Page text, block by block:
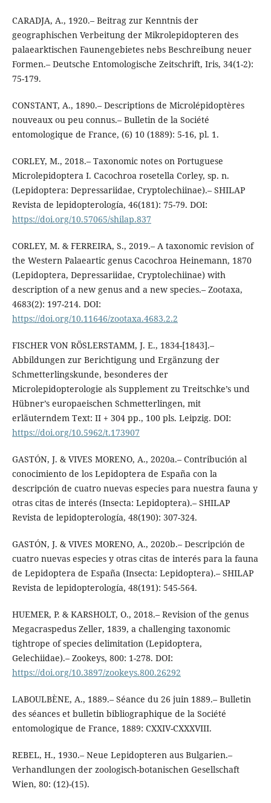
CARADJA, A., 1920.– Beitrag zur Kenntnis der
geographischen Verbeitung der Mikrolepidopteren des
palaearktischen Faunengebietes nebs Beschreibung neuer
Formen.– Deutsche Entomologische Zeitschrift, Iris, 34(1-2):
75-179.
CONSTANT, A., 1890.– Descriptions de Microlépidoptères
nouveaux ou peu connus.– Bulletin de la Société
entomologique de France, (6) 10 (1889): 5-16, pl. 1.
CORLEY, M., 2018.– Taxonomic notes on Portuguese
Microlepidoptera I. Cacochroa rosetella Corley, sp. n.
(Lepidoptera: Depressariidae, Cryptolechiinae).– SHILAP
Revista de lepidopterología, 46(181): 75-79. DOI:
https://doi.org/10.57065/shilap.837
CORLEY, M. & FERREIRA, S., 2019.– A taxonomic revision of
the Western Palaeartic genus Cacochroa Heinemann, 1870
(Lepidoptera, Depressariidae, Cryptolechiinae) with
description of a new genus and a new species.– Zootaxa,
4683(2): 197-214. DOI:
https://doi.org/10.11646/zootaxa.4683.2.2
FISCHER VON RÖSLERSTAMM, J. E., 1834-[1843].–
Abbildungen zur Berichtigung und Ergänzung der
Schmetterlingskunde, besonderes der
Microlepidopterologie als Supplement zu Treitschke’s und
Hübner’s europaeischen Schmetterlingen, mit
erläuterndem Text: II + 304 pp., 100 pls. Leipzig. DOI:
https://doi.org/10.5962/t.173907
GASTÓN, J. & VIVES MORENO, A., 2020a.– Contribución al
conocimiento de los Lepidoptera de España con la
descripción de cuatro nuevas especies para nuestra fauna y
otras citas de interés (Insecta: Lepidoptera).– SHILAP
Revista de lepidopterología, 48(190): 307-324.
GASTÓN, J. & VIVES MORENO, A., 2020b.– Descripción de
cuatro nuevas especies y otras citas de interés para la fauna
de Lepidoptera de España (Insecta: Lepidoptera).– SHILAP
Revista de lepidopterología, 48(191): 545-564.
HUEMER, P. & KARSHOLT, O., 2018.– Revision of the genus
Megacraspedus Zeller, 1839, a challenging taxonomic
tightrope of species delimitation (Lepidoptera,
Gelechiidae).– Zookeys, 800: 1-278. DOI:
https://doi.org/10.3897/zookeys.800.26292
LABOULBÈNE, A., 1889.– Séance du 26 juin 1889.– Bulletin
des séances et bulletin bibliographique de la Société
entomologique de France, 1889: CXXIV-CXXXVIII.
REBEL, H., 1930.– Neue Lepidopteren aus Bulgarien.–
Verhandlungen der zoologisch-botanischen Gesellschaft
Wien, 80: (12)-(15).